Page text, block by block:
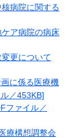
核病院に関する
ケア病院の病床
変更について
に係る医療機
／453KB]
ファイル／
療構想調整会